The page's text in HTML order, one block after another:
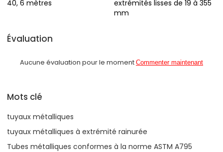
40, 6 mètres
extrémités lisses de 19 à 355
mm
Évaluation
Aucune évaluation pour le moment Commenter maintenant
Mots clé
tuyaux métalliques
tuyaux métalliques à extrémité rainurée
Tubes métalliques conformes à la norme ASTM A795